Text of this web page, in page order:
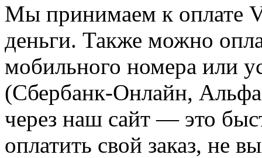
Мы принимаем к оплате
деньги. Также можно
мобильного номера или
(Сбербанк-Онлайн,
через наш сайт — это
оплатить свой заказ, не